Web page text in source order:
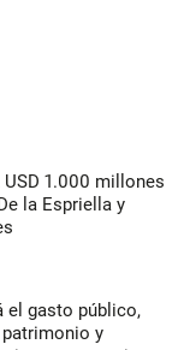
1.000 millones
la Espriella y
el gasto público,
y